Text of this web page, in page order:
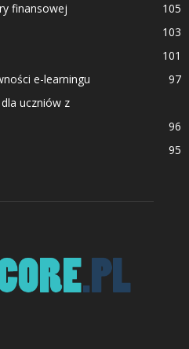
finansowej
105
103
101
e-learningu
97
uczniów z
96
95